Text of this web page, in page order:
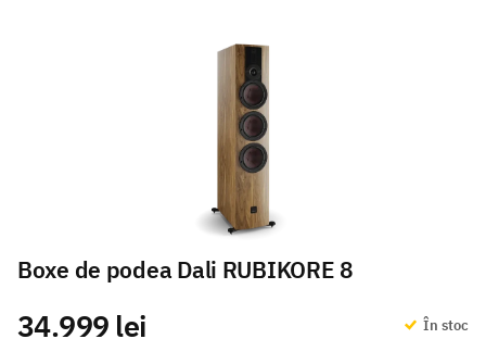
Boxe de podea Dali RUBIKORE 8
În stoc
34.999 lei